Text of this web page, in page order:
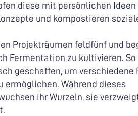
diese mit persönlichen Ideen
und kompostieren
Projekträumen feldfünf und
Fermentation zu kultivieren. So
geschaffen, um verschiedene
ermöglichen. Während dieses
ihr Wurzeln, sie